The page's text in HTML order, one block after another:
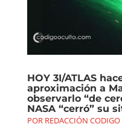
HOY 3I/ATLAS
aproximación a
observarlo “de
NASA “cerró” su
POR REDACCIÓN